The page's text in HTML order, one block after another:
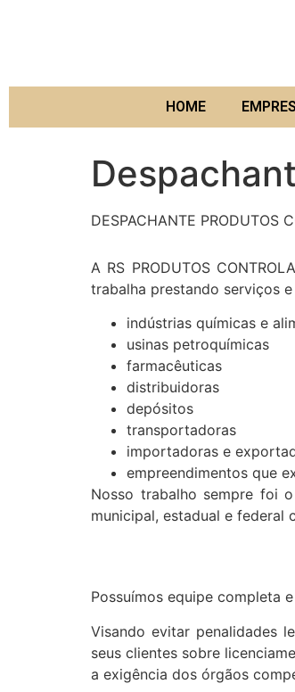
HOME
DESPACHANTE PRODUTOS
A RS PRODUTOS
trabalha prestando serviços
indústrias químicas e
usinas petroquímicas
farmacêuticas
distribuidoras
depósitos
transportadoras
importadoras e
empreendimentos que
Nosso trabalho sempre foi
municipal, estadual e federal
Possuímos equipe completa
Visando evitar penalidades
seus clientes sobre
a exigência dos órgãos